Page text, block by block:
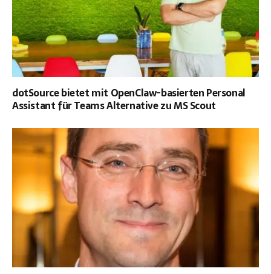
dotSource bietet mit OpenClaw-basierten Personal
Assistant für Teams Alternative zu MS Scout